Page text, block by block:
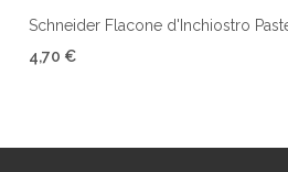
Schneider Flacone d'Inchiostro
4,70 €